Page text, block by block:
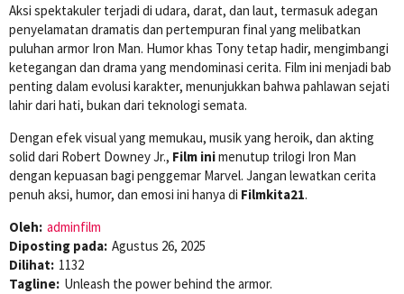
Aksi spektakuler terjadi di udara, darat, dan laut, termasuk adegan
penyelamatan dramatis dan pertempuran final yang melibatkan
puluhan armor Iron Man. Humor khas Tony tetap hadir, mengimbangi
ketegangan dan drama yang mendominasi cerita. Film ini menjadi bab
penting dalam evolusi karakter, menunjukkan bahwa pahlawan sejati
lahir dari hati, bukan dari teknologi semata.
Dengan efek visual yang memukau, musik yang heroik, dan akting
solid dari Robert Downey Jr., Film inimenutup trilogi Iron Man
dengan kepuasan bagi penggemar Marvel. Jangan lewatkan cerita
penuh aksi, humor, dan emosi ini hanya di Filmkita21.
Oleh: adminfilm
Diposting pada: Agustus 26, 2025
Dilihat: 1132
Tagline: Unleash the power behind the armor.